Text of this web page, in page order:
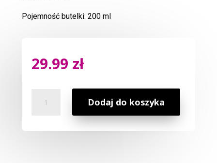
Pojemność butelki: 200 ml
29.99 zł
Olejek
Dodaj do koszyka